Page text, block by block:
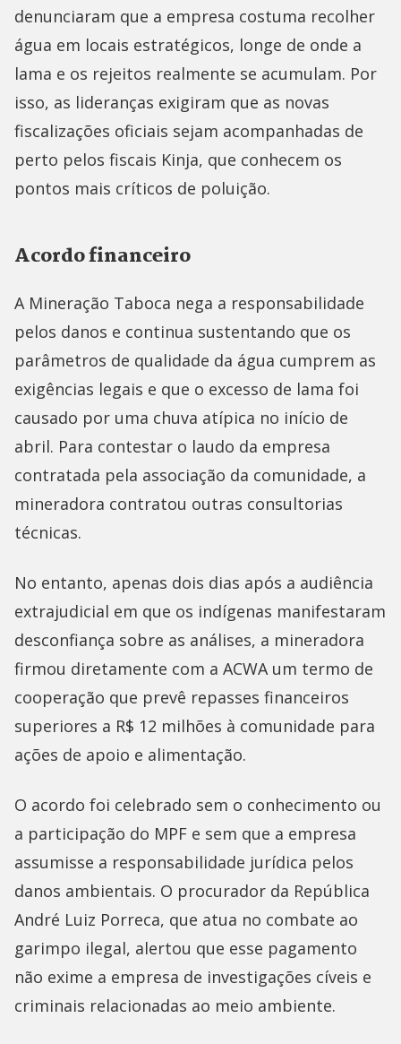
denunciaram que a empresa costuma recolher
água em locais estratégicos, longe de onde a
lama e os rejeitos realmente se acumulam. Por
isso, as lideranças exigiram que as novas
fiscalizações oficiais sejam acompanhadas de
perto pelos fiscais Kinja, que conhecem os
pontos mais críticos de poluição.
Acordo financeiro
A Mineração Taboca nega a responsabilidade
pelos danos e continua sustentando que os
parâmetros de qualidade da água cumprem as
exigências legais e que o excesso de lama foi
causado por uma chuva atípica no início de
abril. Para contestar o laudo da empresa
contratada pela associação da comunidade, a
mineradora contratou outras consultorias
técnicas.
No entanto, apenas dois dias após a audiência
extrajudicial em que os indígenas manifestaram
desconfiança sobre as análises, a mineradora
firmou diretamente com a ACWA um termo de
cooperação que prevê repasses financeiros
superiores a R$ 12 milhões à comunidade para
ações de apoio e alimentação.
O acordo foi celebrado sem o conhecimento ou
a participação do MPF e sem que a empresa
assumisse a responsabilidade jurídica pelos
danos ambientais. O procurador da República
André Luiz Porreca, que atua no combate ao
garimpo ilegal, alertou que esse pagamento
não exime a empresa de investigações cíveis e
criminais relacionadas ao meio ambiente.